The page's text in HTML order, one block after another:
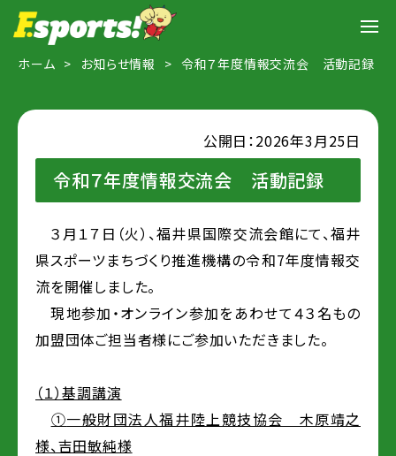
ホーム お知らせ情報 令和７年度情報交流会 活動記録
公開日：2026年3月25日
令和７年度情報交流会 活動記録
３月１７日（火）、福井県国際交流会館にて、福井
県スポーツまちづくり推進機構の令和7年度情報交
流を開催しました。
現地参加・オンライン参加をあわせて４３名もの
加盟団体ご担当者様にご参加いただきました。
（１）基調講演
①一般財団法人福井陸上競技協会 木原靖之
様、吉田敏純様